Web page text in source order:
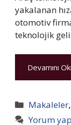
yakalanan
otomotiv
teknolojik
Devamını
Kategoriler
Makaleler,
Yorum yap